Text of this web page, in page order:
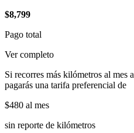
$8,799
Pago total
Ver completo
Si recorres más kilómetros al mes
pagarás una tarifa preferencial de
$480 al mes
sin reporte de kilómetros